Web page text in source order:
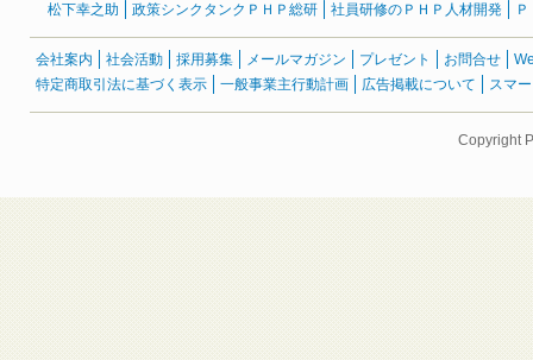
松下幸之助
政策シンクタンクＰＨＰ総研 社員研修のＰＨＰ人材開発
会社案内 社会活動 採用募集 メールマガジン プレゼント お問合せ
特定商取引法に基づく表示
一般事業主行動計画 広告掲載について スマ
Copyright